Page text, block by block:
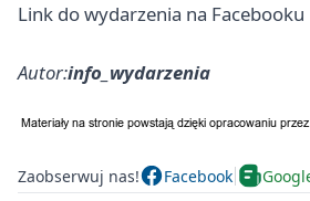
Link do wydarzenia na Facebooku
Autor:info_wydarzenia
Zaobserwuj nas! Facebook